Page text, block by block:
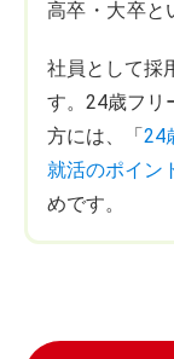
高卒・大卒と
社員として採
す。24歳フリ
方には、「24
就活のポイン
めです。